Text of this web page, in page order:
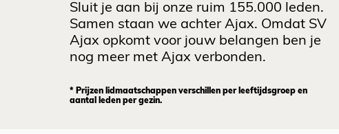
Sluit je aan bij onze ruim 155.000 leden.
Samen staan we achter Ajax. Omdat SV
Ajax opkomt voor jouw belangen ben je
nog meer met Ajax verbonden.
* Prijzen lidmaatschappen verschillen per leeftijdsgroep en
aantal leden per gezin.